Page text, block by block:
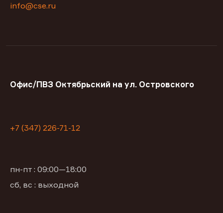
info@cse.ru
Офис/ПВЗ Октябрьский на ул. Островского
+7 (347) 226-71-12
пн-пт : 09:00—18:00
сб, вс : выходной